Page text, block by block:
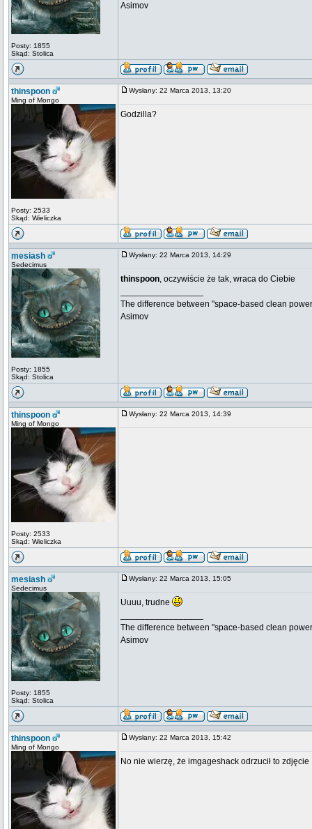
Posty: 1855
Skąd: Stolica
Asimov
thinspoon
Ming of Mongo
Posty: 2533
Skąd: Wieliczka
Wysłany: 22 Marca 2013, 13:20
Godzilla?
mesiash
Sedecimus
Posty: 1855
Skąd: Stolica
Wysłany: 22 Marca 2013, 14:29
thinspoon, oczywiście że tak, wraca do Ciebie
The difference between "space-based clean
Asimov
thinspoon
Ming of Mongo
Posty: 2533
Skąd: Wieliczka
Wysłany: 22 Marca 2013, 14:39
mesiash
Sedecimus
Posty: 1855
Skąd: Stolica
Wysłany: 22 Marca 2013, 15:05
Uuuu, trudne
The difference between "space-based clean
Asimov
thinspoon
Ming of Mongo
Wysłany: 22 Marca 2013, 15:42
No nie wierzę, że imgageshack odrzucił to zdjęcie